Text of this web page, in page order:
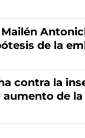
de la
contra la
aumento de